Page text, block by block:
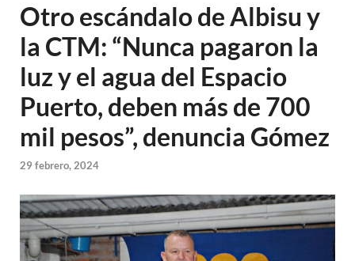
Otro escándalo de Albisu y
la CTM: “Nunca pagaron la
luz y el agua del Espacio
Puerto, deben más de 700
mil pesos”, denuncia Gómez
29 febrero, 2024